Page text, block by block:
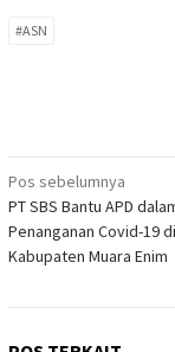
#ASN
Navigasi
pos
Pos sebelumnya
PT SBS Bantu APD
Penanganan Covid-19 di
Kabupaten Muara Enim